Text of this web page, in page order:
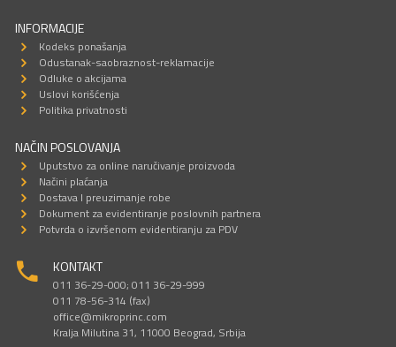
INFORMACIJE
Kodeks ponašanja
Odustanak-saobraznost-reklamacije
Odluke o akcijama
Uslovi korišćenja
Politika privatnosti
NAČIN POSLOVANJA
Uputstvo za online naručivanje proizvoda
Načini plaćanja
Dostava I preuzimanje robe
Dokument za evidentiranje poslovnih partnera
Potvrda o izvršenom evidentiranju za PDV
KONTAKT
011 36-29-000; 011 36-29-999
011 78-56-314 (fax)
office@mikroprinc.com
Kralja Milutina 31, 11000 Beograd, Srbija